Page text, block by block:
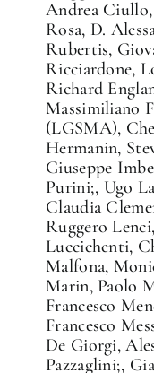
Andrea Ciullo,
Rosa, D.
Rubertis,
Ricciardone,
Richard
Massimiliano
(LGSMA),
Hermanin,
Giuseppe
Purini;, Ugo
Claudia
Ruggero
Luccichenti,
Malfona,
Marin, Paolo
Francesco
Francesco
De Giorgi,
Pazzaglini;,